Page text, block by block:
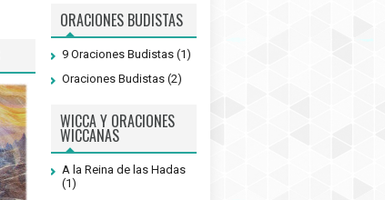
ORACIONES BUDISTAS
9 Oraciones Budistas (1)
Oraciones Budistas (2)
WICCA Y ORACIONES
WICCANAS
A la Reina de las Hadas
(1)